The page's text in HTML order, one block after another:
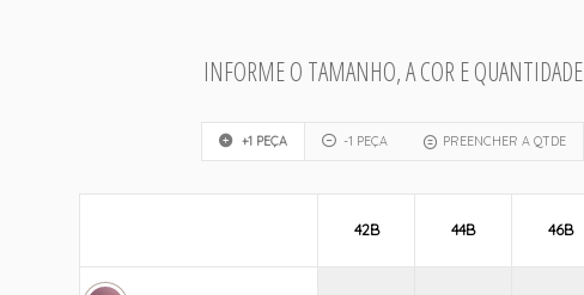
INFORME O TAMANHO, A COR E QUANTIDADE
+1 PEÇA -1 PEÇA PREENCHER A QTDE
42B 44B 46B